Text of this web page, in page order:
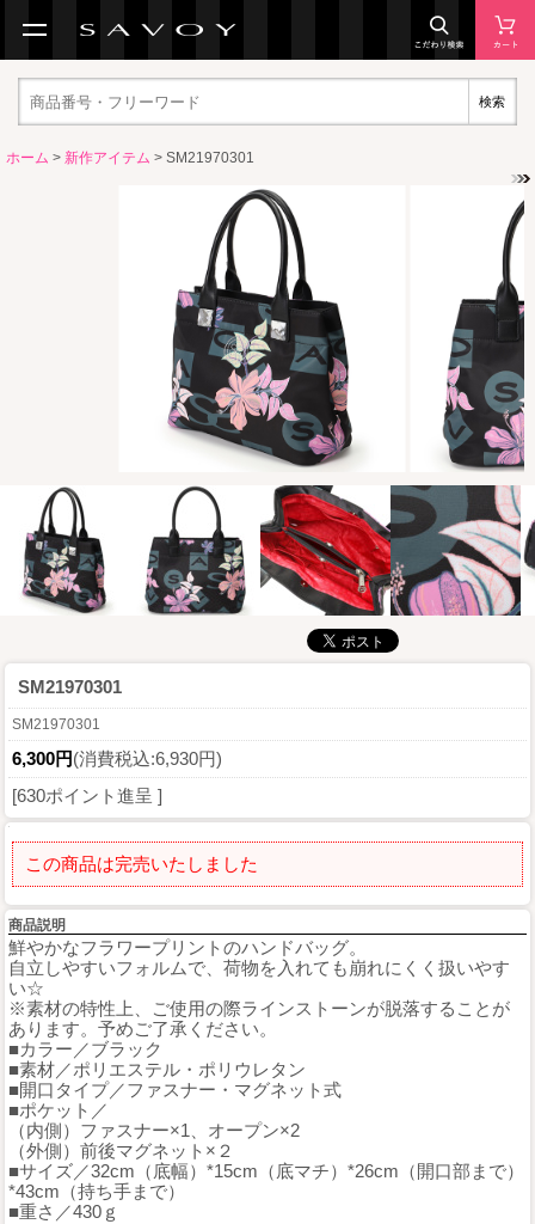
検索
ホーム > 新作アイテム > SM21970301
SM21970301
SM21970301
6,300円(消費税込:6,930円)
[630ポイント進呈 ]
この商品は完売いたしました
商品説明
鮮やかなフラワープリントのハンドバッグ。
自立しやすいフォルムで、荷物を入れても崩れにくく扱いやす
い☆
※素材の特性上、ご使用の際ラインストーンが脱落することが
あります。予めご了承ください。
■カラー／ブラック
■素材／ポリエステル・ポリウレタン
■開口タイプ／ファスナー・マグネット式
■ポケット／
（内側）ファスナー×1、オープン×2
（外側）前後マグネット×２
■サイズ／32cm（底幅）*15cm（底マチ）*26cm（開口部まで）
*43cm（持ち手まで）
■重さ／430ｇ